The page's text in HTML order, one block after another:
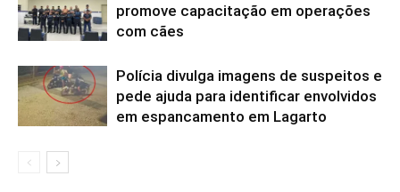
promove capacitação em operações
com cães
Polícia divulga imagens de suspeitos e
pede ajuda para identificar envolvidos
em espancamento em Lagarto